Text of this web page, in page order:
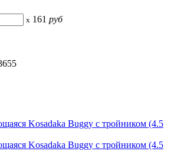
x 161 руб
Kosadaka Buggy с тройником (4.5
Kosadaka Buggy с тройником (4.5